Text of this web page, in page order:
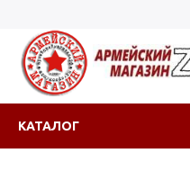
КАТАЛОГ